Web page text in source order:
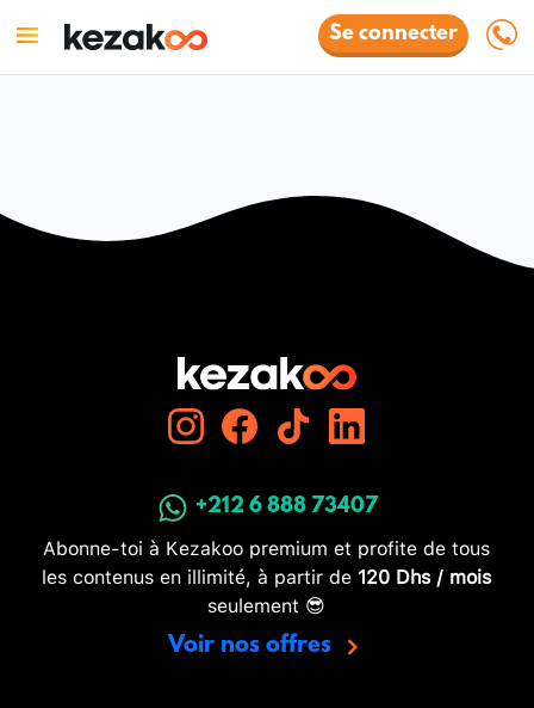
Se connecter
+212 6 888 73407
Abonne-toi à Kezakoo premium et profite de tous
les contenus en illimité, à partir de 120 Dhs / mois
seulement 😎
Voir nos offres